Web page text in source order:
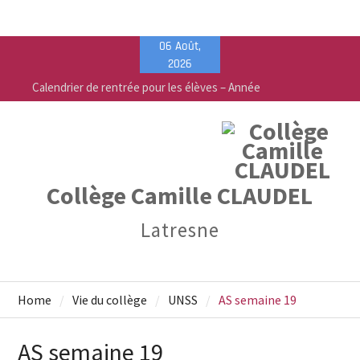
content
06 Août,
2026
Calendrier de rentrée pour les élèves – Année
scolaire 2026-2027
Liste des fournitures 2026-2027 – Collège Camille
Vente de fournitures scolaires – PEEP & Bureau
Collège Camille CLAUDEL
Latresne
Home Vie du collège UNSS AS semaine 19
AS semaine 19